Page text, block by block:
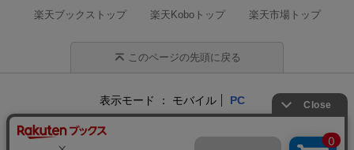
楽天ブックストップ 楽天Koboトップ 楽天市場トップ
このページの先頭に戻る
表示モード モバイル PC
企業情報 個人情報保護方針